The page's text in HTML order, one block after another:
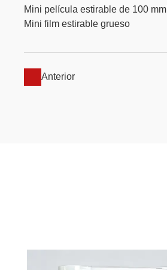
Mini película estirable de 100 mm
Mini film estirable grueso
Anterior